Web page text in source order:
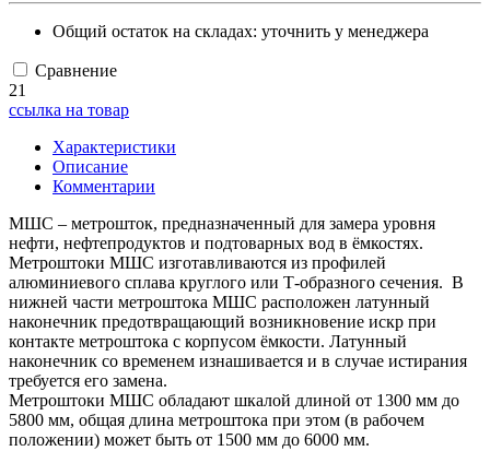
Общий остаток на складах: уточнить у менеджера
Сравнение
21
ссылка на товар
Характеристики
Описание
Комментарии
МШС – метрошток, предназначенный для замера уровня
нефти, нефтепродуктов и подтоварных вод в ёмкостях.
Метроштоки МШС изготавливаются из профилей
алюминиевого сплава круглого или Т-образного сечения. В
нижней части метроштока МШС расположен латунный
наконечник предотвращающий возникновение искр при
контакте метроштока с корпусом ёмкости. Латунный
наконечник со временем изнашивается и в случае истирания
требуется его замена.
Метроштоки МШС обладают шкалой длиной от 1300 мм до
5800 мм, общая длина метроштока при этом (в рабочем
положении) может быть от 1500 мм до 6000 мм.